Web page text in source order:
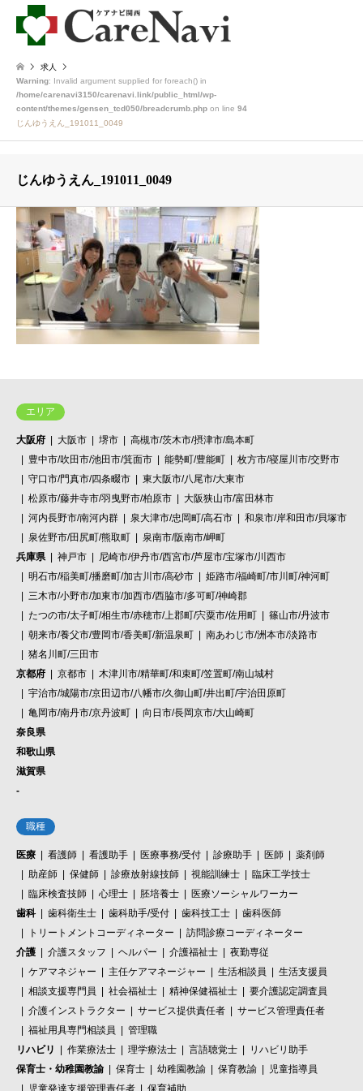
求人
Warning: Invalid argument supplied for foreach() in
/home/carenavi3150/carenavi.link/public_html/wp-
content/themes/gensen_tcd050/breadcrumb.php on line 94
じんゆうえん_191011_0049
じんゆうえん_191011_0049
エリア
大阪府 大阪市 堺市
高槻市/茨木市/摂津市/島本町
豊中市/吹田市/池田市/箕面市
能勢町/豊能町
枚方市/寝屋川市/交野市
守口市/門真市/四条畷市
東大阪市/八尾市/大東市
松原市/藤井寺市/羽曳野市/柏原市
大阪狭山市/富田林市
河内長野市/南河内群
泉大津市/忠岡町/高石市
和泉市/岸和田市/貝塚市
泉佐野市/田尻町/熊取町
泉南市/阪南市/岬町
兵庫県
神戸市
尼崎市/伊丹市/西宮市/芦屋市/宝塚市/川西市
明石市/稲美町/播磨町/加古川市/高砂市
姫路市/福崎町/市川町/神河町
三木市/小野市/加東市/加西市/西脇市/多可町/神崎郡
たつの市/太子町/相生市/赤穂市/上郡町/宍粟市/佐用町
篠山市/丹波市
朝来市/養父市/豊岡市/香美町/新温泉町
南あわじ市/洲本市/淡路市
猪名川町/三田市
京都府
京都市
木津川市/精華町/和束町/笠置町/南山城村
宇治市/城陽市/京田辺市/八幡市/久御山町/井出町/宇治田原町
亀岡市/南丹市/京丹波町
向日市/長岡京市/大山崎町
奈良県
和歌山県
滋賀県
-
職種
医療 看護師 看護助手 医療事務/受付 診療助手 医師
薬剤師
助産師
保健師 診療放射線技師 視能訓練士
臨床工学技士
臨床検査技師
心理士 胚培養士
医療ソーシャルワーカー
歯科
歯科衛生士 歯科助手/受付 歯科技工士
歯科医師
トリートメントコーディネーター
訪問診療コーディネーター
介護
介護スタッフ ヘルパー 介護福祉士
夜勤専従
ケアマネジャー
主任ケアマネージャー 生活相談員
生活支援員
相談支援専門員
社会福祉士 精神保健福祉士
要介護認定調査員
介護インストラクター
サービス提供責任者
サービス管理責任者
福祉用具専門相談員
管理職
リハビリ
作業療法士 理学療法士 言語聴覚士
リハビリ助手
保育士・幼稚園教諭
保育士 幼稚園教諭 保育教諭
児童指導員
児童発達支援管理責任者
保育補助